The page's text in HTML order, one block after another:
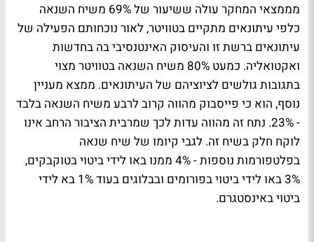
מממצאי המחקר עולה ששיעור של 69% משיח השנאה
כלפי עיתונאים מתקיים בטוויטר, לאור נוכחותם הפעילה של
עיתונאים ברשת זו והעיסוק האינטנסיבי בה בחדשות
ואקטואליה. כמעט 80% משיח השנאה בטוויטר מצוי
בתגובות גולשים לציוציהם של העיתונאים. ממצא מעניין
נוסף, הוא כי פייסבוק מהווה קרוב לרבע משיח השנאה בלבד
- 23%. נתח זה מהווה עדות לכך שמרבית הציבור הרחב אינו
לוקח חלק בשיח זה. לגבי קיומו של שיח שנאה
בפלטפורמות נוספות - 4% ממנו באו לידי ביטוי בטוקבקים,
3% באו לידי ביטוי בפורומים ובבלוגים בעוד 1% בא לידי
ביטוי באינסטגרם.